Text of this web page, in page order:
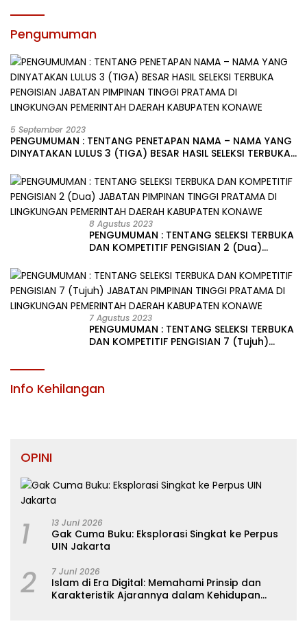
Pengumuman
5 September 2023
PENGUMUMAN : TENTANG PENETAPAN NAMA – NAMA YANG
DINYATAKAN LULUS 3 (TIGA) BESAR HASIL SELEKSI TERBUKA
LINGKUNGAN PEMERINTAH DAERAH KABUPATEN KONAWE
8 Agustus 2023
PENGUMUMAN : TENTANG SELEKSI TERBUKA
DAN KOMPETITIF PENGISIAN 2 (Dua)
LINGKUNGAN PEMERINTAH DAERAH
KABUPATEN KONAWE
7 Agustus 2023
PENGUMUMAN : TENTANG SELEKSI TERBUKA
DAN KOMPETITIF PENGISIAN 7 (Tujuh)
Info Kehilangan
OPINI
1 13 Juni 2026
Gak Cuma Buku: Eksplorasi Singkat ke Perpus
UIN Jakarta
2 7 Juni 2026
Islam di Era Digital: Memahami Prinsip dan
Karakteristik Ajarannya dalam Kehidupan